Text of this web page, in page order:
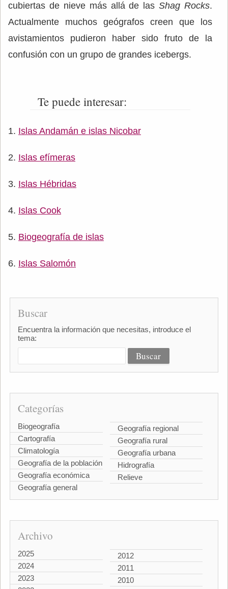
cubiertas de nieve más allá de lasShag Rocks.
Actualmente muchos geógrafos creen que los
avistamientos pudieron haber sido fruto de la
confusión con un grupo de grandes icebergs.
Te puede interesar:
Islas Andamán e islas Nicobar
Islas efímeras
Islas Hébridas
Islas Cook
Biogeografía de islas
Islas Salomón
Buscar
Encuentra la información que necesitas, introduce el
tema:
Categorías
Biogeografía
Cartografía
Climatología
Geografía de la población
Geografía económica
Geografía general
Geografía regional
Geografía rural
Geografía urbana
Hidrografía
Relieve
Archivo
2025
2024
2023
2012
2011
2010